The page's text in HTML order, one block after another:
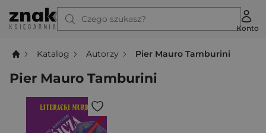
Czego szukasz?
Konto
Katalog Autorzy Pier Mauro Tamburini
Pier Mauro Tamburini